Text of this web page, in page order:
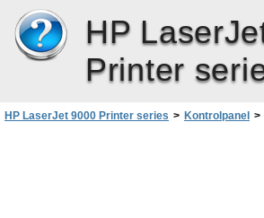
HP
Printer
HP LaserJet 9000 Printer series > Kontrolpanel >